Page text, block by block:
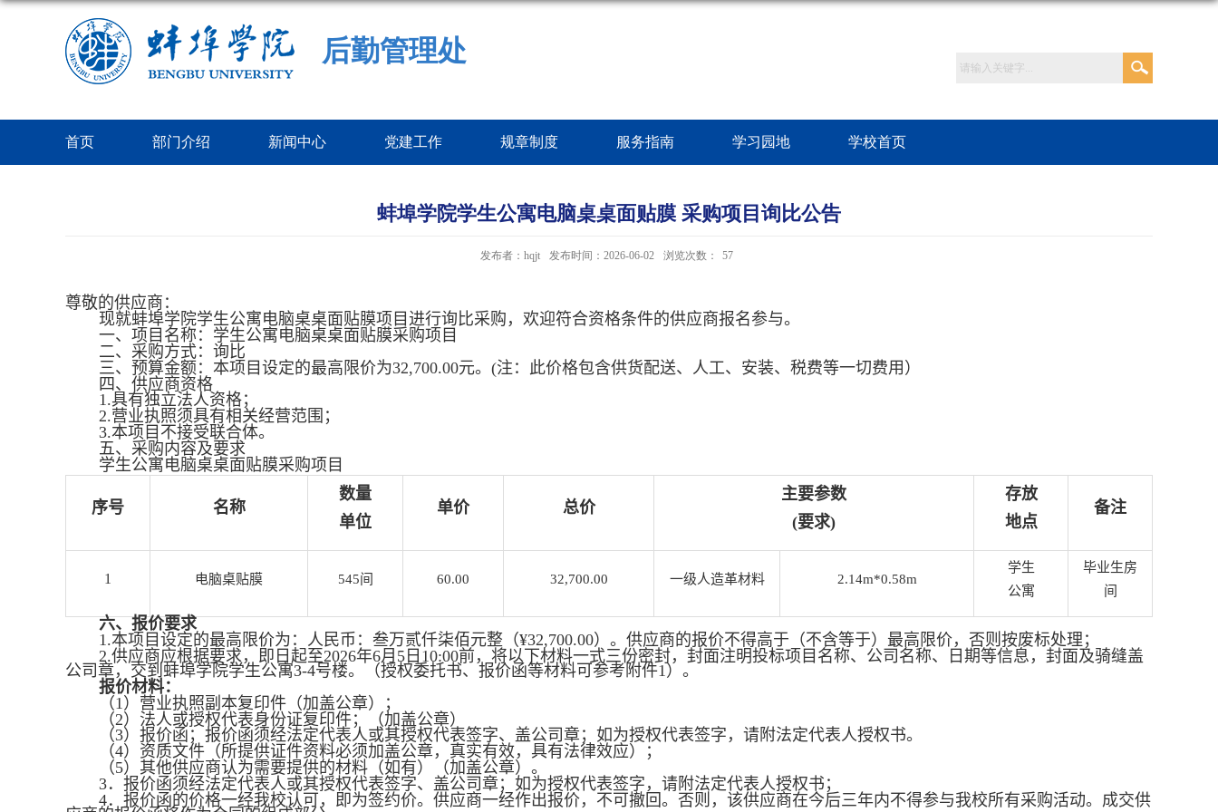
后勤管理处
首页 部门介绍 新闻中心 党建工作 规章制度 服务指南 学习园地 学校首页
蚌埠学院学生公寓电脑桌桌面贴膜 采购项目询比公告
发布者：hqjt 发布时间：2026-06-02 浏览次数： 57
尊敬的供应商：
现就蚌埠学院学生公寓电脑桌桌面贴膜项目进行询比采购，欢迎符合资格条件的供应商报名参与。
一、项目名称：学生公寓电脑桌桌面贴膜采购项目
二、采购方式：询比
三、预算金额：本项目设定的最高限价为32,700.00元。(注：此价格包含供货配送、人工、安装、税费等一切费用）
四、供应商资格
1.具有独立法人资格；
2.营业执照须具有相关经营范围；
3.本项目不接受联合体。
五、采购内容及要求
学生公寓电脑桌桌面贴膜采购项目
序号 名称
数量
单位
单价 总价
主要参数
(要求)
存放
地点
备注
1 电脑桌贴膜 545间 60.00 32,700.00 一级人造革材料 2.14m*0.58m
学生
公寓
毕业生房
间
六、报价要求
1.本项目设定的最高限价为：人民币：叁万贰仟柒佰元整（¥32,700.00）。供应商的报价不得高于（不含等于）最高限价，否则按废标处理；
2.供应商应根据要求，即日起至2026年6月 5 日 10:00前，将以下材料一式三份密封，封面注明投标项目名称、公司名称、日期等信息，封面及骑缝盖
公司章，交到蚌埠学院学生公寓3-4号楼。（授权委托书、报价函等材料可参考附件1 ）。
报价材料：
（1 ）营业执照副本复印件（加盖公章）；
（2）法人或授权代表身份证复印件；（加盖公章）
（3）报价函；报价函须经法定代表人或其授权代表签字、盖公司章；如为授权代表签字，请附法定代表人授权书。
（4）资质文件（所提供证件资料必须加盖公章，真实有效，具有法律效应）；
（5）其他供应商认为需要提供的材料（如有）（加盖公章）。
3．报价函须经法定代表人或其授权代表签字、盖公司章；如为授权代表签字，请附法定代表人授权书；
4．报价函的价格一经我校认可，即为签约价。供应商一经作出报价，不可撤回。否则，该供应商在今后三年内不得参与我校所有采购活动。成交供